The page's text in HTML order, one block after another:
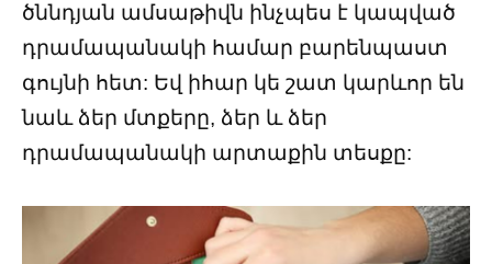
ծննդյան ամսաթիվն ինչպես է կապված
դրամապանակի համար բարենպաստ
գույնի հետ: Եվ իհար կե շատ կարևոր են
նաև ձեր մտքերը, ձեր և ձեր
դրամապանակի արտաքին տեսքը: